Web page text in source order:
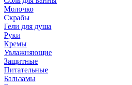
Молочко
Скрабы
Гели для душа
Руки
Кремы
Увлажняющие
Защитные
Питательные
Бальзамы